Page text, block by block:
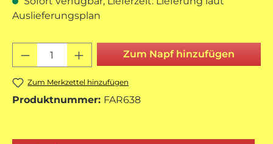
Auslieferungsplan
Produkt Anzahl: Gib den
Zum Napf hinzufügen
Zum Merkzettel hinzufügen
Produktnummer: FAR638